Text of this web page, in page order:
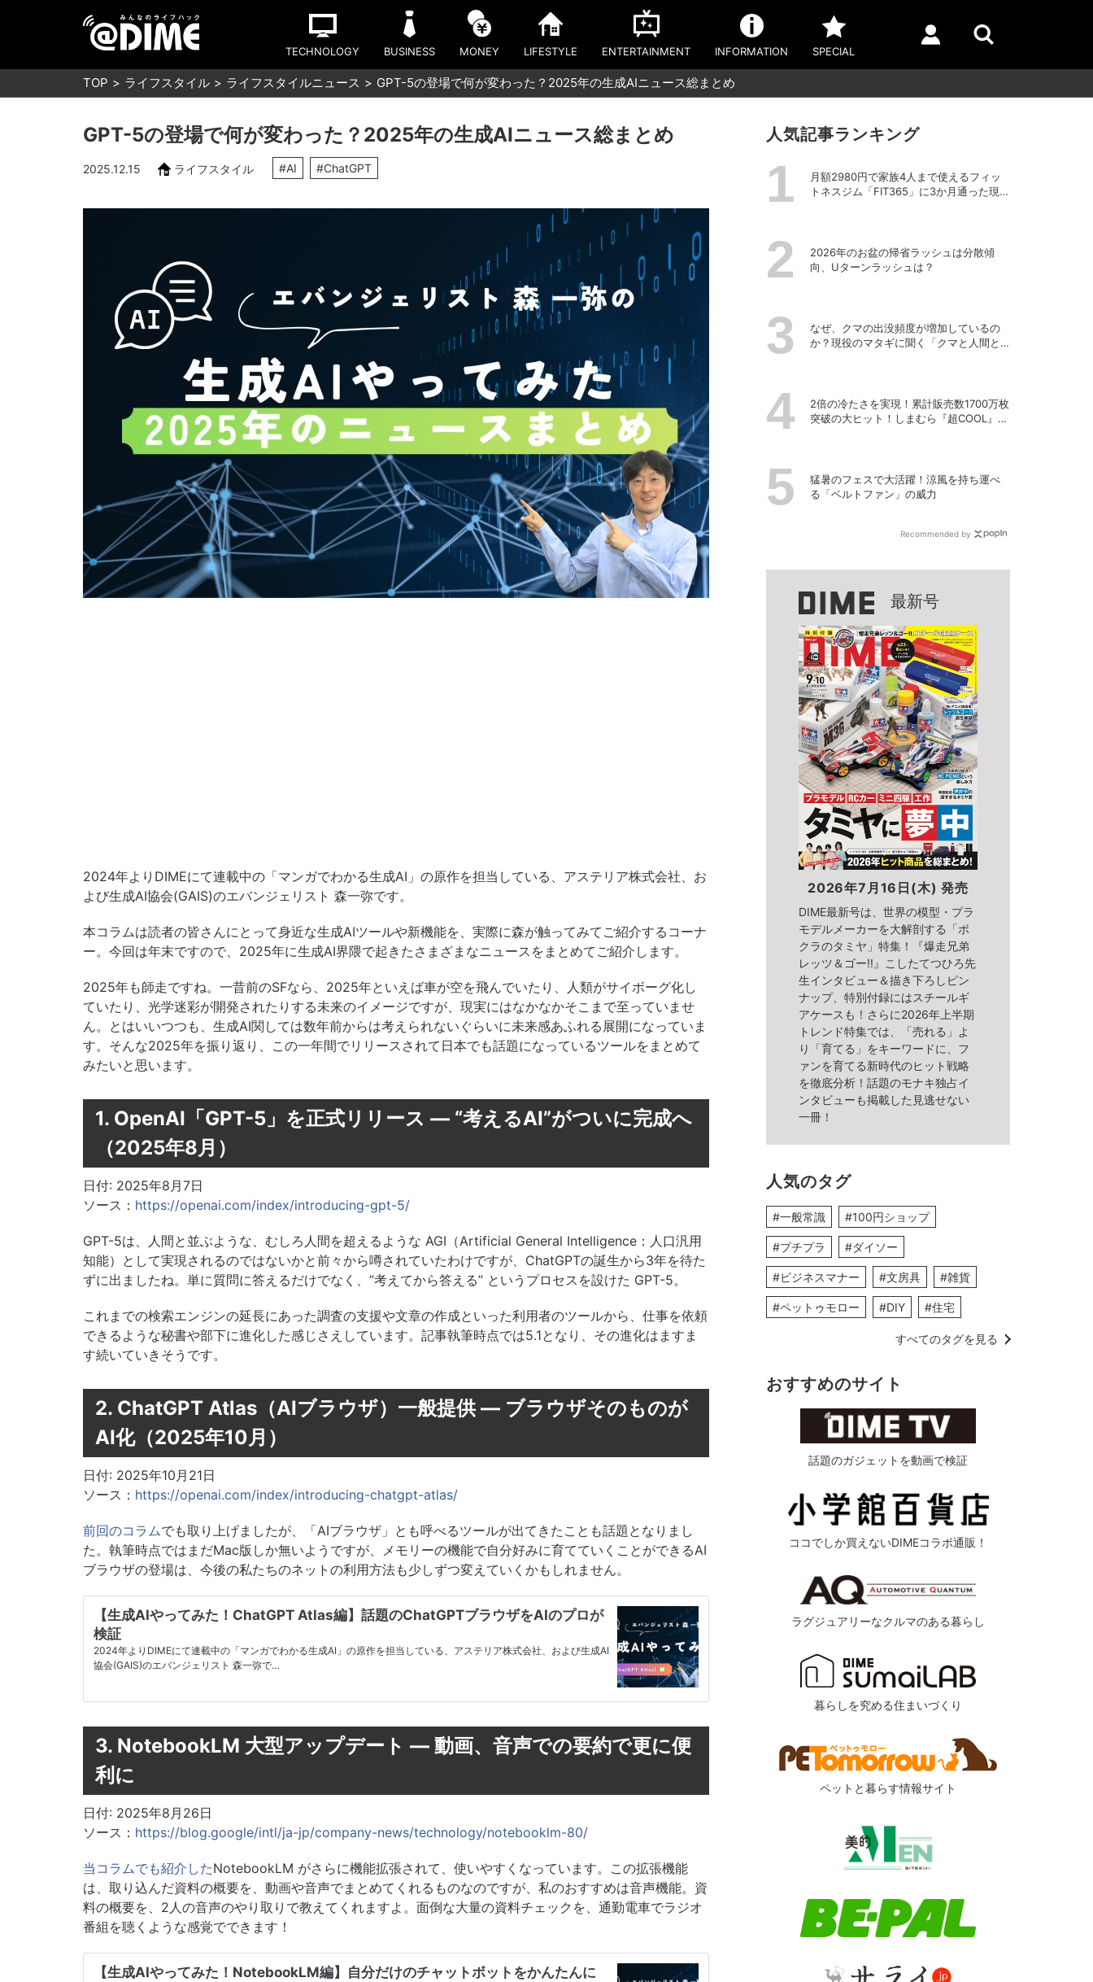
TECHNOLOGY BUSINESS MONEY LIFESTYLE ENTERTAINMENT INFORMATION SPECIAL
TOP ライフスタイル ライフスタイルニュース GPT-5の登場で何が変わった？2025年の生成AIニュース総まとめ
GPT-5の登場で何が変わった？2025年の生成AIニュース総まとめ
2025.12.15 ライフスタイル #AI #ChatGPT
2024年よりDIMEにて連載中の「マンガでわかる生成AI」の原作を担当している、アステリア株式会社、お
よび生成AI協会(GAIS)のエバンジェリスト 森一弥です。
本コラムは読者の皆さんにとって身近な生成AIツールや新機能を、実際に森が触ってみてご紹介するコーナ
ー。今回は年末ですので、2025年に生成AI界隈で起きたさまざまなニュースをまとめてご紹介します。
2025年も師走ですね。一昔前のSFなら、2025年といえば車が空を飛んでいたり、人類がサイボーグ化し
ていたり、光学迷彩が開発されたりする未来のイメージですが、現実にはなかなかそこまで至っていませ
ん。とはいいつつも、生成AI関しては数年前からは考えられないぐらいに未来感あふれる展開になっていま
す。そんな2025年を振り返り、この一年間でリリースされて日本でも話題になっているツールをまとめて
みたいと思います。
1. OpenAI「GPT-5」を正式リリース — “考えるAI”がついに完成へ
（2025年8月）
日付: 2025年8月7日
ソース： https://openai.com/index/introducing-gpt-5/
GPT-5は、人間と並ぶような、むしろ人間を超えるような AGI（Artificial General Intelligence：人口汎用
知能）として実現されるのではないかと前々から噂されていたわけですが、ChatGPTの誕生から3年を待た
ずに出ましたね。単に質問に答えるだけでなく、”考えてから答える” というプロセスを設けた GPT-5。
これまでの検索エンジンの延長にあった調査の支援や文章の作成といった利用者のツールから、仕事を依頼
できるような秘書や部下に進化した感じさえしています。記事執筆時点では5.1となり、その進化はますま
す続いていきそうです。
2. ChatGPT Atlas（AIブラウザ）一般提供 — ブラウザそのものが
AI化（2025年10月）
日付: 2025年10月21日
ソース： https://openai.com/index/introducing-chatgpt-atlas/
前回のコラムでも取り上げましたが、「AIブラウザ」とも呼べるツールが出てきたことも話題となりまし
た。執筆時点ではまだMac版しか無いようですが、メモリーの機能で自分好みに育てていくことができるAI
ブラウザの登場は、今後の私たちのネットの利用方法も少しずつ変えていくかもしれません。
【生成AIやってみた！ChatGPT Atlas編】話題のChatGPTブラウザをAIのプロが
検証
2024年よりDIMEにて連載中の「マンガでわかる生成AI」の原作を担当している、アステリア株式会社、および生成AI
協会(GAIS)のエバンジェリスト 森一弥で…
3. NotebookLM 大型アップデート — 動画、音声での要約で更に便
利に
日付: 2025年8月26日
ソース： https://blog.google/intl/ja-jp/company-news/technology/notebooklm-80/
当コラムでも紹介したNotebookLM がさらに機能拡張されて、使いやすくなっています。この拡張機能
は、取り込んだ資料の概要を、動画や音声でまとめてくれるものなのですが、私のおすすめは音声機能。資
料の概要を、2人の音声のやり取りで教えてくれますよ。面倒な大量の資料チェックを、通勤電車でラジオ
番組を聴くような感覚でできます！
【生成AIやってみた！NotebookLM編】自分だけのチャットボットをかんたんに
人気記事ランキング
月額2980円で家族4人まで使えるフィッ
トネスジム「FIT365」に3か月通った現在
2026年のお盆の帰省ラッシュは分散傾
向、Uターンラッシュは？
なぜ、クマの出没頻度が増加しているの
か？現役のマタギに聞く「クマと人間と
2倍の冷たさを実現！累計販売数1700万枚
突破の大ヒット！しまむら『超COOL』シ
猛暑のフェスで大活躍！涼風を持ち運べ
る「ベルトファン」の威力
Recommended by
最新号
2026年7月16日(木) 発売
DIME最新号は、世界の模型・プラ
モデルメーカーを大解剖する「ボ
クラのタミヤ」特集！『爆走兄弟
レッツ＆ゴー!!』こしたてつひろ先
生インタビュー＆描き下ろしピン
ナップ、特別付録にはスチールギ
アケースも！さらに2026年上半期
トレンド特集では、「売れる」よ
り「育てる」をキーワードに、フ
ァンを育てる新時代のヒット戦略
を徹底分析！話題のモナキ独占イ
ンタビューも掲載した見逃せない
一冊！
人気のタグ
#一般常識 #100円ショップ
#プチプラ #ダイソー
#ビジネスマナー #文房具 #雑貨
#ペットゥモロー #DIY #住宅
すべてのタグを見る
おすすめのサイト
話題のガジェットを動画で検証
ココでしか買えないDIMEコラボ通販！
ラグジュアリーなクルマのある暮らし
暮らしを究める住まいづくり
ペットと暮らす情報サイト